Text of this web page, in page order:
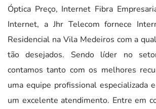
Óptica Preço, Internet Fibra
Internet, a Jhr Telecom fornece
Residencial na Vila Medeiros com a
tão desejados. Sendo líder no
contamos tanto com os melhores
uma equipe profissional especializada
um excelente atendimento. Entre em